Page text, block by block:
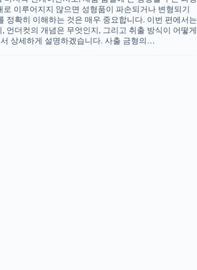
로 이루어지지 않으면 성형품이 파손되거나 변형되기
정확히 이해하는 것은 매우 중요합니다. 이번 편에서는
언더컷의 개념은 무엇인지, 그리고 취출 방식이 어떻게
상세하게 설명하겠습니다. 사출 금형의…